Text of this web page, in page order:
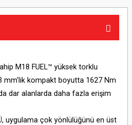
M18 FUEL™ yüksek torklu
mm'lik kompakt boyutta 1627 Nm
dar alanlarda daha fazla erişim
uygulama çok yönlülüğünü en üst